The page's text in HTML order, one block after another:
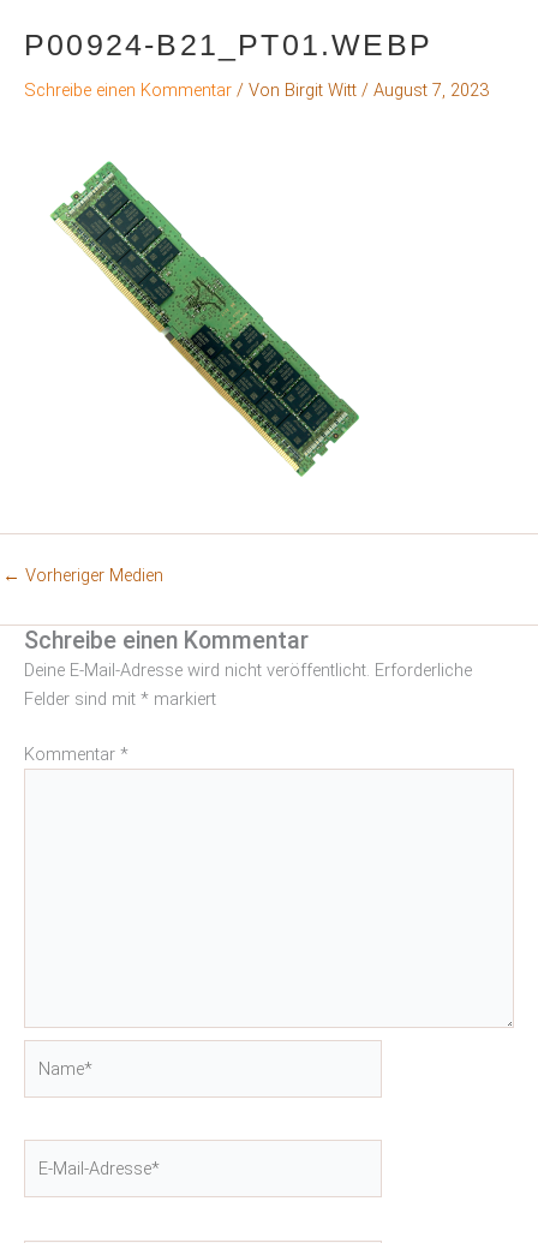
P00924-B21_PT01.WEBP
Schreibe einen Kommentar / Von Birgit Witt / August 7, 2023
← Vorheriger Medien
Schreibe einen Kommentar
Deine E-Mail-Adresse wird nicht veröffentlicht. Erforderliche
Felder sind mit * markiert
Kommentar *